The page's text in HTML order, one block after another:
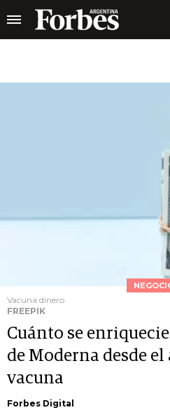
Vacuna dinero
FREEPIK
Cuánto se
de Moderna desde
vacuna
Forbes Digital